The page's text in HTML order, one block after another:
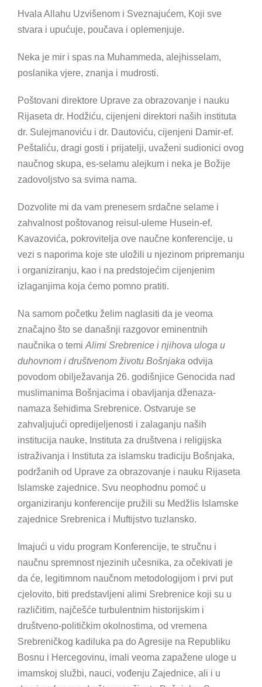
Hvala Allahu Uzvišenom i Sveznajućem, Koji sve
stvara i upućuje, poučava i oplemenjuje.
Neka je mir i spas na Muhammeda, alejhisselam,
poslanika vjere, znanja i mudrosti.
Poštovani direktore Uprave za obrazovanje i nauku
Rijaseta dr. Hodžiću, cijenjeni direktori naših instituta
dr. Sulejmanoviću i dr. Dautoviću, cijenjeni Damir-ef.
Peštaliću, dragi gosti i prijatelji, uvaženi sudionici ovog
naučnog skupa, es-selamu alejkum i neka je Božije
zadovoljstvo sa svima nama.
Dozvolite mi da vam prenesem srdačne selame i
zahvalnost poštovanog reisul-uleme Husein-ef.
Kavazovića, pokrovitelja ove naučne konferencije, u
vezi s naporima koje ste uložili u njezinom pripremanju
i organiziranju, kao i na predstojećim cijenjenim
izlaganjima koja ćemo pomno pratiti.
Na samom početku želim naglasiti da je veoma
značajno što se današnji razgovor eminentnih
naučnika o temiAlimi Srebrenice i njihova uloga u
duhovnom i društvenom životu Bošnjaka odvija
povodom obilježavanja 26. godišnjice Genocida nad
muslimanima Bošnjacima i obavljanja dženaza-
namaza šehidima Srebrenice. Ostvaruje se
zahvaljujući opredijeljenosti i zalaganju naših
institucija nauke, Instituta za društvena i religijska
istraživanja i Instituta za islamsku tradiciju Bošnjaka,
podržanih od Uprave za obrazovanje i nauku Rijaseta
Islamske zajednice. Svu neophodnu pomoć u
organiziranju konferencije pružili su Medžlis Islamske
zajednice Srebrenica i Muftijstvo tuzlansko.
Imajući u vidu program Konferencije, te stručnu i
naučnu spremnost njezinih učesnika, za očekivati je
da će, legitimnom naučnom metodologijom i prvi put
cjelovito, biti predstavljeni alimi Srebrenice koji su u
različitim, najčešće turbulentnim historijskim i
društveno-političkim okolnostima, od vremena
Srebreničkog kadiluka pa do Agresije na Republiku
Bosnu i Hercegovinu, imali veoma zapažene uloge u
imamskoj službi, nauci, vođenju Zajednice, ali i u